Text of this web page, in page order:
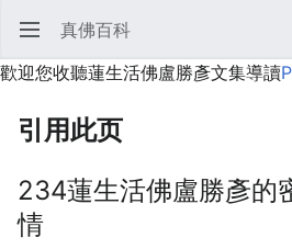
打开主菜单 真佛百科
歡迎您收聽蓮生活佛盧勝彥文集導讀
引用此页
234蓮生活佛盧勝彥的
情